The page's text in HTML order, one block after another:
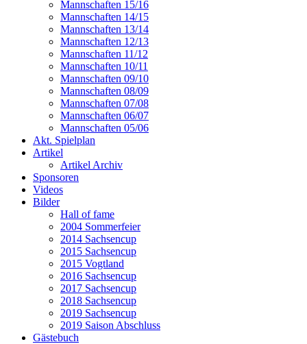
Mannschaften 15/16
Mannschaften 14/15
Mannschaften 13/14
Mannschaften 12/13
Mannschaften 11/12
Mannschaften 10/11
Mannschaften 09/10
Mannschaften 08/09
Mannschaften 07/08
Mannschaften 06/07
Mannschaften 05/06
Akt. Spielplan
Artikel
Artikel Archiv
Sponsoren
Videos
Bilder
Hall of fame
2004 Sommerfeier
2014 Sachsencup
2015 Sachsencup
2015 Vogtland
2016 Sachsencup
2017 Sachsencup
2018 Sachsencup
2019 Sachsencup
2019 Saison Abschluss
Gästebuch